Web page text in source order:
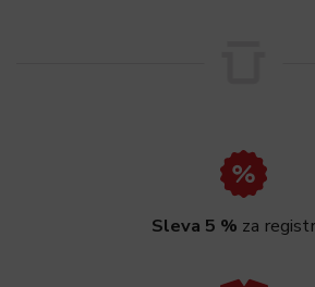
Sleva 5 % za